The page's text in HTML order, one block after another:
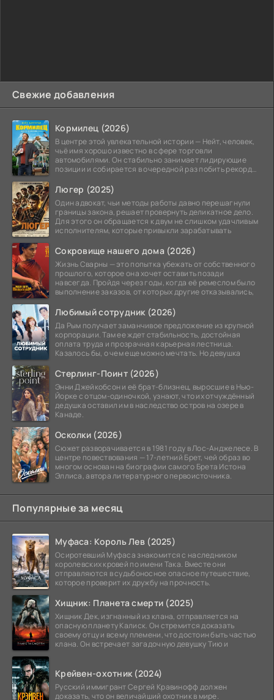
Свежие добавления
Кормилец (2026)
В центре этой увлекательной истории — Нейт, человек,
чьё имя хорошо известно в сфере торговли
автомобилями. Он стабильно занимает лидирующие
позиции и собирается в очередной раз побить рекорд
Люгер (2025)
Один адвокат, чьи методы работы давно перешагнули
границы закона, решает провернуть деликатное дело.
Для этого он обращается к двум не слишком удачливым
исполнителям, которые привыкли зарабатывать
Сокровище нашего дома (2026)
Жизнь Сварны — это попытка убежать от собственного
прошлого, которое она хочет оставить позади
навсегда. Пройдя через годы, когда её ремеслом было
выполнение заказов, от которых другие отказывались,
Любимый сотрудник (2026)
Да Рым получает заманчивое предложение из крупной
корпорации. Там ее ждет стабильность, достойная
оплата труда и прозрачная карьерная лестница.
Казалось бы, о чем еще можно мечтать. Но девушка
Стерлинг-Поинт (2026)
Энни Джейкобсон и её брат-близнец, выросшие в Нью-
Йорке с отцом-одиночкой, узнают, что их отчуждённый
дедушка оставил им в наследство остров на озере в
Канаде.
Осколки (2026)
Сюжет разворачивается в 1981 году в Лос-Анджелесе. В
центре повествования — 17-летний Брет, чей образ во
многом основан на биографии самого Брета Истона
Эллиса, автора литературного первоисточника.
Популярные за месяц
Муфаса: Король Лев (2025)
Осиротевший Муфаса знакомится с наследником
королевских кровей по имени Така. Вместе они
отправляются в судьбоносное опасное путешествие,
которое проверит их дружбу на прочность.
Хищник: Планета смерти (2025)
Хищник Дек, изгнанный из клана, отправляется на
опасную планету Калиск. Он стремится доказать
своему отцу и всему племени, что достоин быть частью
клана. Он встречает загадочную девушку Тию и
Крейвен-охотник (2024)
Русский иммигрант Сергей Кравинофф должен
доказать, что он величайший охотник в мире.